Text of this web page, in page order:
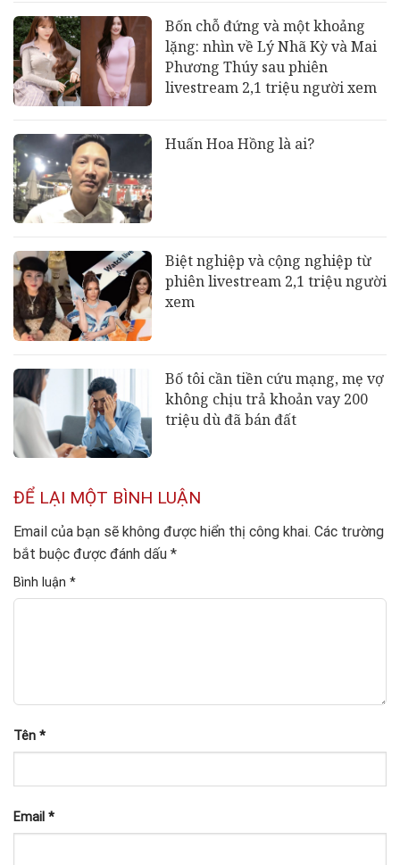
Bốn chỗ đứng và một khoảng
lặng: nhìn về Lý Nhã Kỳ và Mai
Phương Thúy sau phiên
livestream 2,1 triệu người xem
Huấn Hoa Hồng là ai?
Biệt nghiệp và cộng nghiệp từ
phiên livestream 2,1 triệu người
xem
Bố tôi cần tiền cứu mạng, mẹ vợ
không chịu trả khoản vay 200
triệu dù đã bán đất
ĐỂ LẠI MỘT BÌNH LUẬN
Email của bạn sẽ không được hiển thị công khai. Các trường
bắt buộc được đánh dấu *
Bình luận *
Tên *
Email *